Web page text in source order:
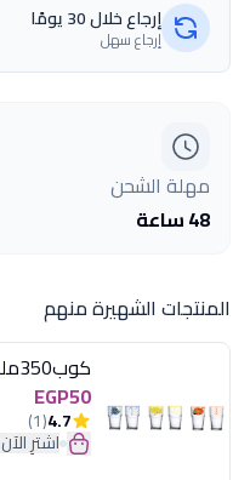
إرجاع خلال 30 يومًا
إرجاع سهل
مهلة الشحن
48 ساعة
المنتجات الشهيرة منهم
كوب350مللى ورد هيريفين
EGP50
4.7
(1)
اشترِ الآن